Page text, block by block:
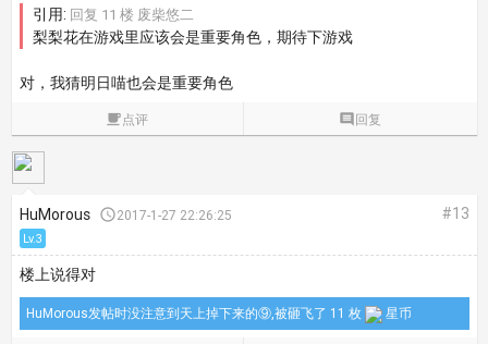
引用: 回复 11 楼 废柴悠二
梨梨花在游戏里应该会是重要角色，期待下游戏
对，我猜明日喵也会是重要角色
点评  回复
HuMorous 2017-1-27 22:26:25 #13
Lv.3
楼上说得对
HuMorous发帖时没注意到天上掉下来的⑨,被砸飞了 11 枚 星币